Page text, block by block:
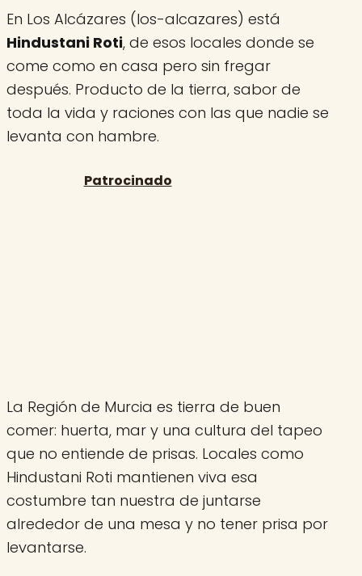
En Los Alcázares (los-alcazares) está
Hindustani Roti, de esos locales donde se
come como en casa pero sin fregar
después. Producto de la tierra, sabor de
toda la vida y raciones con las que nadie se
levanta con hambre.
La Región de Murcia es tierra de buen
comer: huerta, mar y una cultura del tapeo
que no entiende de prisas. Locales como
Hindustani Roti mantienen viva esa
costumbre tan nuestra de juntarse
alrededor de una mesa y no tener prisa por
levantarse.